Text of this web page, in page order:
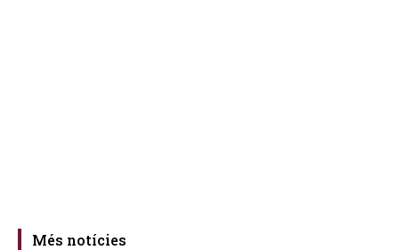
Més notícies